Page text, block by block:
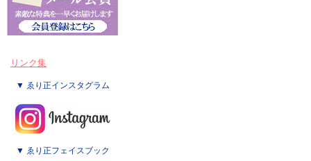
リンク集
▼ ゑり正インスタグラム
▼ ゑり正フェイスブック